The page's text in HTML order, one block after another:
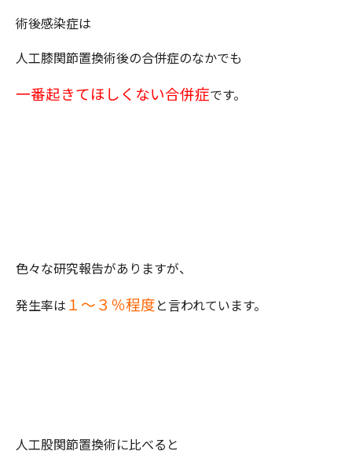
術後感染症は
人工膝関節置換術後の合併症のなかでも
一番起きてほしくない合併症です。
色々な研究報告がありますが、
発生率は １～３％程度と言われています。
人工股関節置換術に比べると